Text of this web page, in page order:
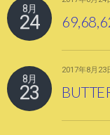
8月
24
8月
23
2017年8月23